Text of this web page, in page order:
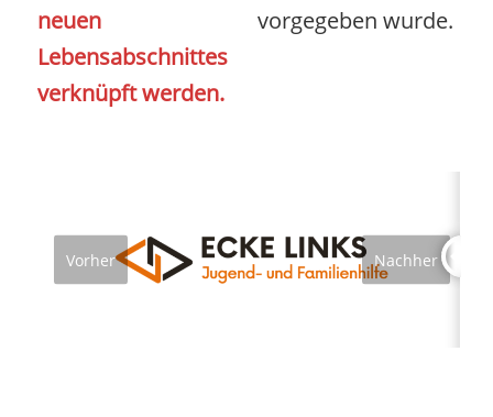
neuen
Lebensabschnittes
verknüpft werden.
vorgegeben wurde.
Vorher Nachher